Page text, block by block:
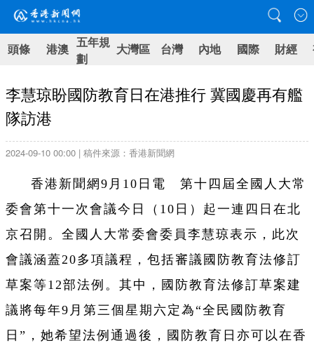
頭條 港澳 五年規
劃
大灣區 台灣 內地 國際 財經
李慧琼盼國防教育日在港推行 冀國慶再有艦
隊訪港
2024-09-10 00:00 | 稿件來源：香港新聞網
香港新聞網9月10日電 第十四屆全國人大常
委會第十一次會議今日（10日）起一連四日在北
京召開。 全國人大常委會委員李慧琼表示，此次
會議涵蓋20多項議程，包括審議國防教育法修訂
草案等12部法例。其中，國防教育法修訂草案建
議將每年9月第三個星期六定為“全民國防教育
日”，她希望法例通過後，國防教育日亦可以在香